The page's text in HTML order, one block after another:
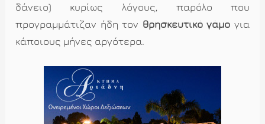
δάνειο) κυρίως λόγους, παρόλο που
προγραμμάτιζαν ήδη τον θρησκευτικό γάμο για
κάποιους μήνες αργότερα.